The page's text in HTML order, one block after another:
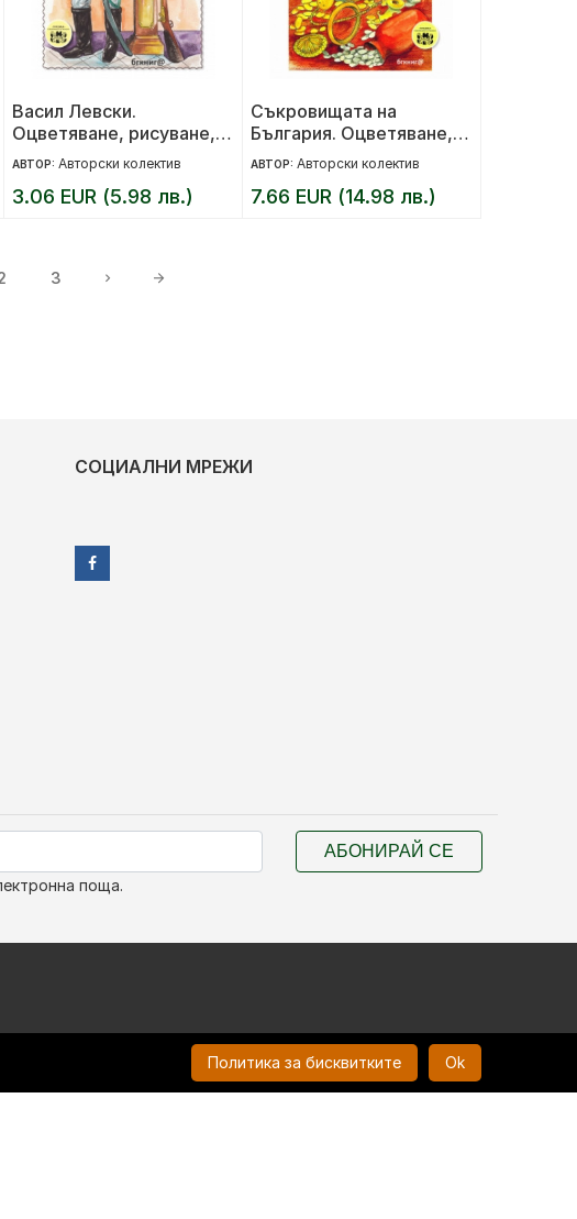
Васил Левски.
Оцветяване, рисуване,
любпитни факти
АВТОР: Авторски колектив
3.06 EUR (5.98 лв.)
Съкровищата на
България. Оцветяване,
рисуване, любопитни
АВТОР: Авторски колектив
7.66 EUR (14.98 лв.)
3
СОЦИАЛНИ МРЕЖИ
поща.
АБОНИРАЙ СЕ
Ok
Политика за бисквитките